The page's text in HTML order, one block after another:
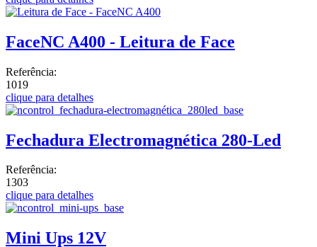
FaceNC A400 - Leitura de Face
Referência:
1019
clique para detalhes
Fechadura Electromagnética 280-Led
Referência:
1303
clique para detalhes
Mini Ups 12V